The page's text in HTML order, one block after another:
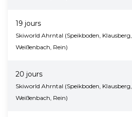
19 jours
Skiworld Ahrntal (Speikboden, Klausberg,
Weißenbach, Rein)
20 jours
Skiworld Ahrntal (Speikboden, Klausberg,
Weißenbach, Rein)